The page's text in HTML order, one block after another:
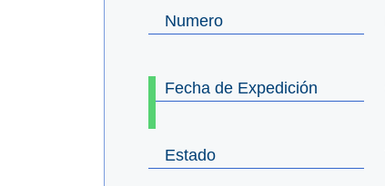
Numero
Fecha de Expedición
Estado